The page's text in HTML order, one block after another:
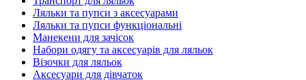
Ляльки та пупси з аксесуарами
Ляльки та пупси функціональні
Манекени для зачісок
Набори одягу та аксесуарів для ляльок
Візочки для ляльок
Аксесуари для дівчаток